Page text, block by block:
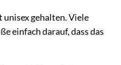
gehalten. Viele
einfach darauf, dass das